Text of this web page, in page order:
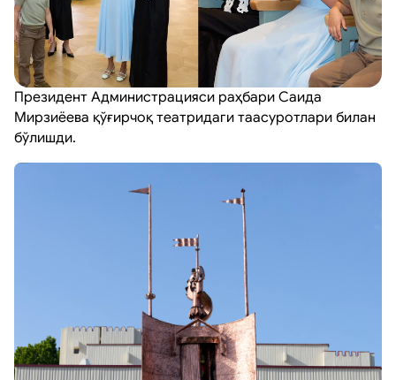
Президент Администрацияси раҳбари Саида
Мирзиёева қўғирчоқ театридаги таасуротлари билан
бўлишди.